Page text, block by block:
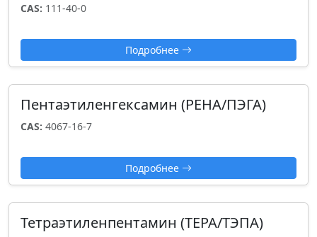
CAS: 111-40-0
Подробнее
Пентаэтиленгексамин (PEHA/ПЭГА)
CAS: 4067-16-7
Подробнее
Тетраэтиленпентамин (TEPA/ТЭПА)